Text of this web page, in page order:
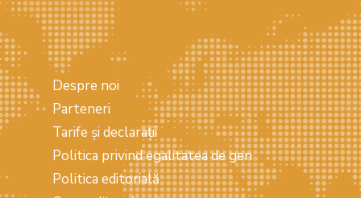
Despre noi
Parteneri
Tarife și declarații
Politica privind egalitatea de gen
Politica editorială